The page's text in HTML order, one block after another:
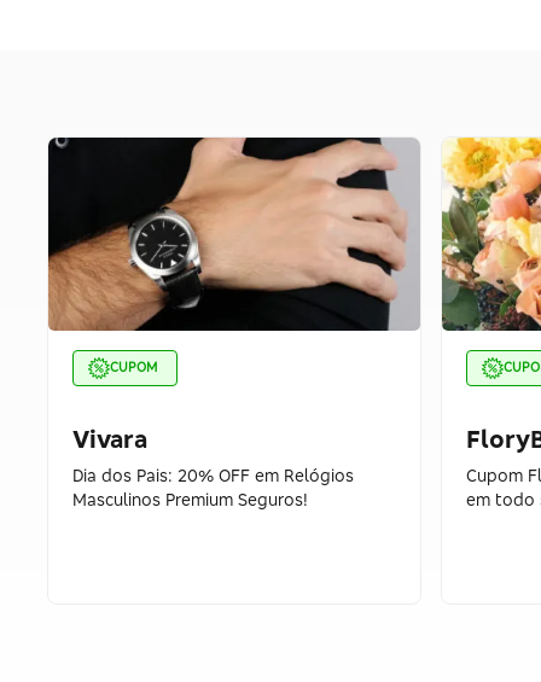
CUPOM
Vivara
Dia dos Pais: 20% OFF em Relógios
Masculinos Premium Seguros!
Cupom
em todo